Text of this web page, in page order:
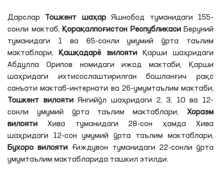
Дарслар Тошкент шаҳарЯшнобод туманидаги 155-
сонли мактаб, Қорақалпоғистон РеспубликасиБеруний
туманидаги 1 ва 65-сонли умумий ўрта таълим
мактаблари,
Қашқадарё вилоятиҚарши шаҳридаги
Абдулла Орипов номидаги ижод мактаби, Қарши
шаҳридаги ихтисослаштирилган бошланғич рақс
санъати мактаб-интернати ва 26-умумтаълим мактаби,
Тошкент вилоятиЯнгийўл шаҳридаги 2, 3, 10 ва 12-
сонли умумий ўрта таълим мактаблари, Хоразм
вилояти Хива туманидаги 28-сон ҳамда Хива
шаҳридаги 12-сон умумий ўрта таълим мактаблари,
Бухоро вилояти Ғиждувон туманидаги 22-сонли ўрта
умумтаълим мактабларида ташкил этилди.